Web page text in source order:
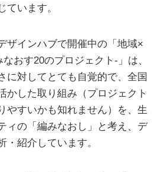
ています。
ザインハブで開催中の「地域×
おす20のプロジェクト-」は、
に対してとても自覚的で、全国
かした取り組み（プロジェクト
やすいかも知れません）を、生
ィの「編みなおし」と考え、デ
紹介しています。